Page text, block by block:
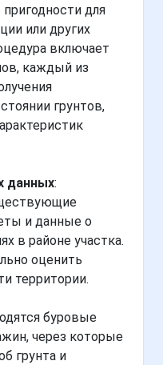
для
или других
включает
каждый из
грунтов,
данных:
и данные о
в районе участка.
оценить
территории.
буровые
через которые
грунта и